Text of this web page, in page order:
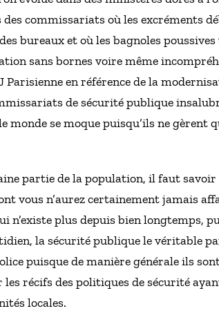
commissariats où les excréments
bureaux et où les bagnoles
sans bornes voire même
Parisienne en référence de la
de sécurité publique
monde se moque puisqu’ils ne gèrent
partie de la population, il faut
vous n’aurez certainement jamais
n’existe plus depuis bien longtemps,
la sécurité publique le véritable
puisque de manière générale ils
les récifs des politiques de sécurité
locales.